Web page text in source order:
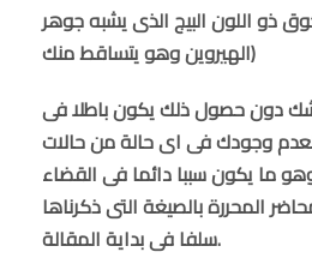
ذو اللون البيج الذى يشبه جوهر
الهيروين وهو يتساقط منك)
دون حصول ذلك يكون باطلا فى
وجودك فى اى حالة من حالات
ما يكون سببا دائما فى القضاء
المحررة بالصيغة التى ذكرناها
سلفا فى بداية المقالة.